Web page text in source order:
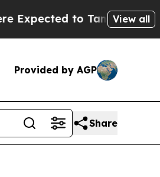
to Tank After Roe v.View all
Provided by AGP
Share